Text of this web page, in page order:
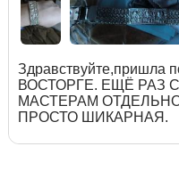
Здравствуйте,пришла
ВОСТОРГЕ. ЕЩЁ РАЗ
МАСТЕРАМ
ПРОСТО ШИКАРНАЯ.